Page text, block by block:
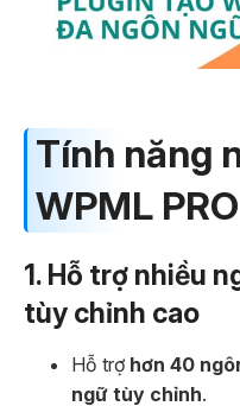
Tính năng
WPML PRO
1. Hỗ trợ nhiều
tùy chỉnh cao
Hỗ trợ hơn 40
ngữ tùy chỉnh.